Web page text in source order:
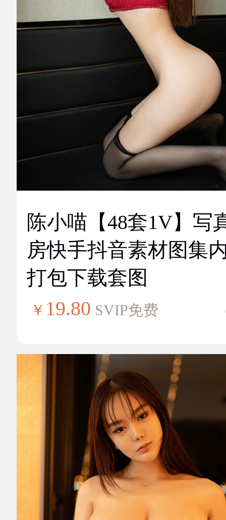
陈小喵【48套1V】写
房快手抖音素材图集
打包下载套图
￥ 19.80 SVIP免费